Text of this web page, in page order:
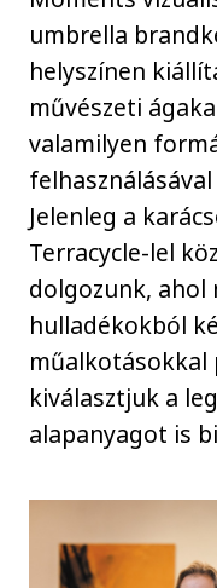
umbrella
helyszínen
művészeti
valamilyen
Jelenleg a
Terracycle-lel
dolgozunk,
hulladékokból
műalkotásokkal
kiválasztjuk a
alapanyagot is